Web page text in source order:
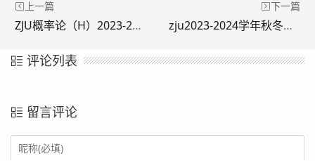
上一篇
ZJU概率论（H）2023-2024 秋冬期末试卷
下一篇
zju2023-2024学年秋冬抽象代数期末回忆卷
评论列表
留言评论